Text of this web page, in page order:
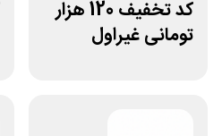
کد تخفیف 120 هزار
تومانی غیراول